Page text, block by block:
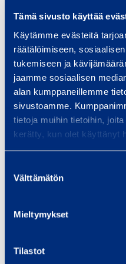
Tämä sivusto käyttää
Käytämme evästeitä
räätälöimiseen,
tukemiseen ja
jaamme sosiaalisen
alan kumppaneillemme
sivustoamme.
tietoja muihin tietoihin,
kerätty, kun olet käyttänyt
valinta
Välttämätön
Mieltymykset
Tilastot
o
r
e
t
e
2
0
n
i
v
e
r
s
a
Universal
132 mm
18,02 €